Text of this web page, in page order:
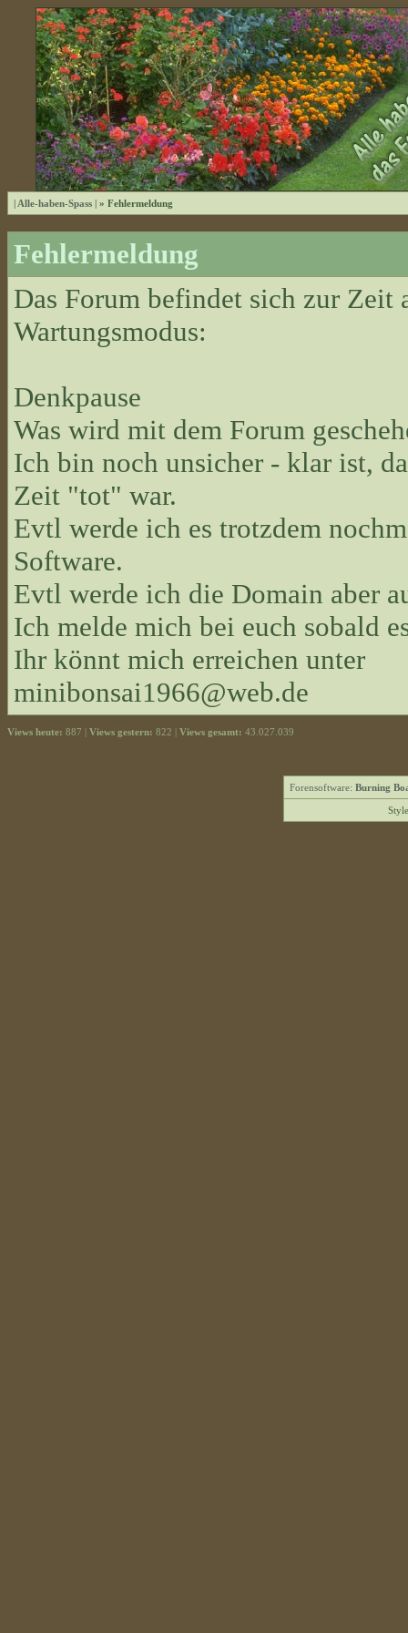
| Alle-haben-Spass | » Fehlermeldung
Fehlermeldung
Das Forum befindet sich zur Zeit
Wartungsmodus:
Denkpause
Was wird mit dem Forum
Ich bin noch unsicher - klar ist,
Zeit "tot" war.
Evtl werde ich es trotzdem
Software.
Evtl werde ich die Domain aber
Ich melde mich bei euch sobald
Ihr könnt mich erreichen unter
minibonsai1966@web.de
Views heute: 887 | Views gestern: 822 | Views gesamt: 43.027.039
Forensoftware: Burning